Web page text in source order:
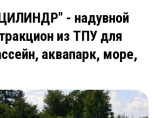
- надувной
из ТПУ для
аквапарк, море,